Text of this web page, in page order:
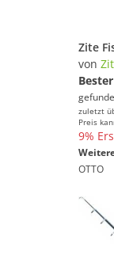
von
zuletzt
Preis
9%
OTTO